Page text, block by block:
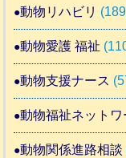
動物リハビリ
動物愛護 福祉
動物支援ナース
動物福祉ネットワ
動物関係進路相談